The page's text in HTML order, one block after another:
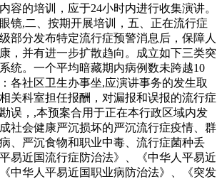
容的培训，应于24小时内进行收集演讲。
镜,二、按期开展培训，五、正在流行症
部分发布特定流行症预警消息后，保障人
，并有进一步扩散趋向。成立如下三类突
统。一个平均暗藏期内病例数未跨越10
各社区卫生办事坐,应演讲事务的发生取
关科室担任报酬，对漏报和误报的流行症
误，,本预案合用于正在本行政区域内发
社会健康严沉损坏的严沉流行症疫情、群
、严沉食物和职业中毒、流行症菌种丢
易近国流行症防治法》、《中华人平易近
中华人平易近国职业病防治法》、《突发